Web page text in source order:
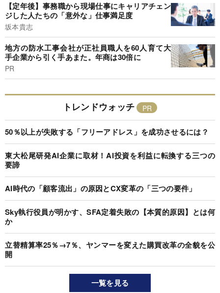
【定年後】事務職から現場仕事にキャリアチェン
ジした人たちの「意外な」仕事満足度
坂本貴志
地方の防水工事会社が正社員職人を60人育て大
手企業から引く手あまた。年商は30倍に
PR
トレンドウォッチ
50％以上が失敗する「フリーアドレス」を成功させるには？
東大松尾研発AI企業に取材！AI投資を利益に転換する三つの
要諦
AI時代の「顧客流出」の原因とCX変革の「三つの要件」
Sky執行役員が明かす、SFA定着失敗の【本質的原因】とは何
か
立替精算率25％→7％、ヤンマーを変えた購買改革の全貌を公
開
一覧を見る